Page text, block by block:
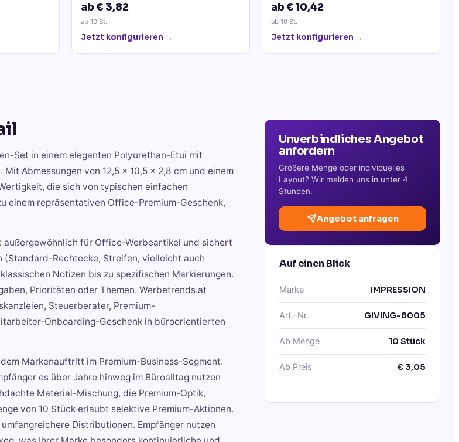
ab € 3,82
ab 10 St.
Jetzt konfigurieren →
ab € 10,42
ab 10 St.
Jetzt konfigurieren →
Set in einem eleganten Polyurethan-Etui mit
Abmessungen von 12,5 x 10,5 x 2,8 cm und einem
die sich von typischen einfachen
einem repräsentativen Office-Premium-Geschenk,
für Office-Werbeartikel und sichert
(Standard-Rechtecke, Streifen, vielleicht auch
Notizen bis zu spezifischen Markierungen.
Prioritäten oder Themen. Werbetrends.at
Steuerberater, Premium-
Onboarding-Geschenk in büroorientierten
Markenauftritt im Premium-Business-Segment.
es über Jahre hinweg im Büroalltag nutzen
Material-Mischung, die Premium-Optik,
von 10 Stück erlaubt selektive Premium-Aktionen.
Distributionen. Empfänger nutzen
Unverbindliches Angebot
anfordern
Größere Menge oder individuelles
Layout? Wir melden uns in unter 4
Stunden.
Angebot anfragen
Auf einen Blick
Marke IMPRESSION
Art.-Nr. GIVING-8005
Ab Menge 10 Stück
Ab Preis € 3,05